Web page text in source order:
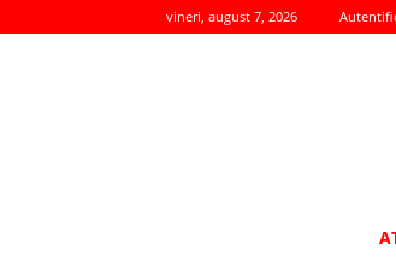
vineri, august 7, 2026